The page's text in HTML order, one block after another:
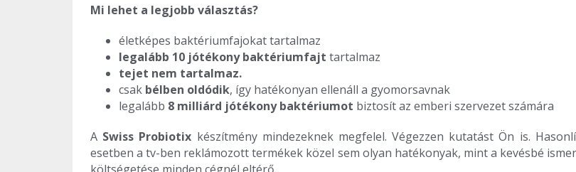
Mi lehet a legjobb választás?
életképes baktériumfajokat tartalmaz
legalább 10 jótékony baktériumfajt tartalmaz
tejet nem tartalmaz.
csak bélben oldódik, így hatékonyan ellenáll a gyomorsavnak
legalább 8 milliárd jótékony baktériumot biztosít az emberi szervezet számára
A Swiss Probiotix készítmény mindezeknek megfelel. Végezzen kutatást Ön is.
esetben a tv-ben reklámozott termékek közel sem olyan hatékonyak, mint a kevésbé